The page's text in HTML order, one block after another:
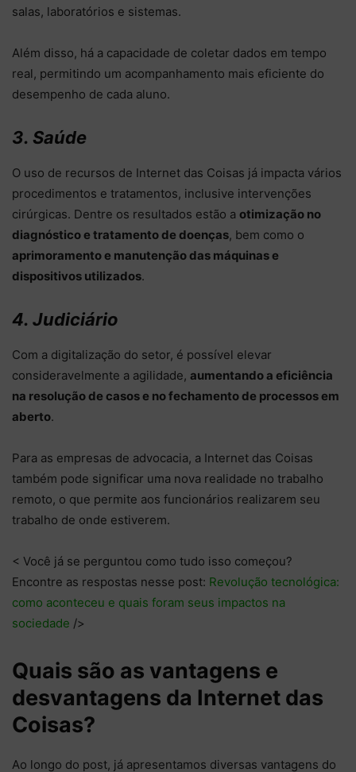
salas, laboratórios e sistemas.
Além disso, há a capacidade de coletar dados em tempo
real, permitindo um acompanhamento mais eficiente do
desempenho de cada aluno.
3. Saúde
O uso de recursos de Internet das Coisas já impacta vários
procedimentos e tratamentos, inclusive intervenções
cirúrgicas. Dentre os resultados estão a otimização no
diagnóstico e tratamento de doenças, bem como o
aprimoramento e manutenção das máquinas e
dispositivos utilizados.
4. Judiciário
Com a digitalização do setor, é possível elevar
consideravelmente a agilidade, aumentando a eficiência
na resolução de casos e no fechamento de processos em
aberto.
Para as empresas de advocacia, a Internet das Coisas
também pode significar uma nova realidade no trabalho
remoto, o que permite aos funcionários realizarem seu
trabalho de onde estiverem.
< Você já se perguntou como tudo isso começou?
Encontre as respostas nesse post: Revolução tecnológica:
como aconteceu e quais foram seus impactos na
sociedade />
Quais são as vantagens e
desvantagens da Internet das
Coisas?
Ao longo do post, já apresentamos diversas vantagens do